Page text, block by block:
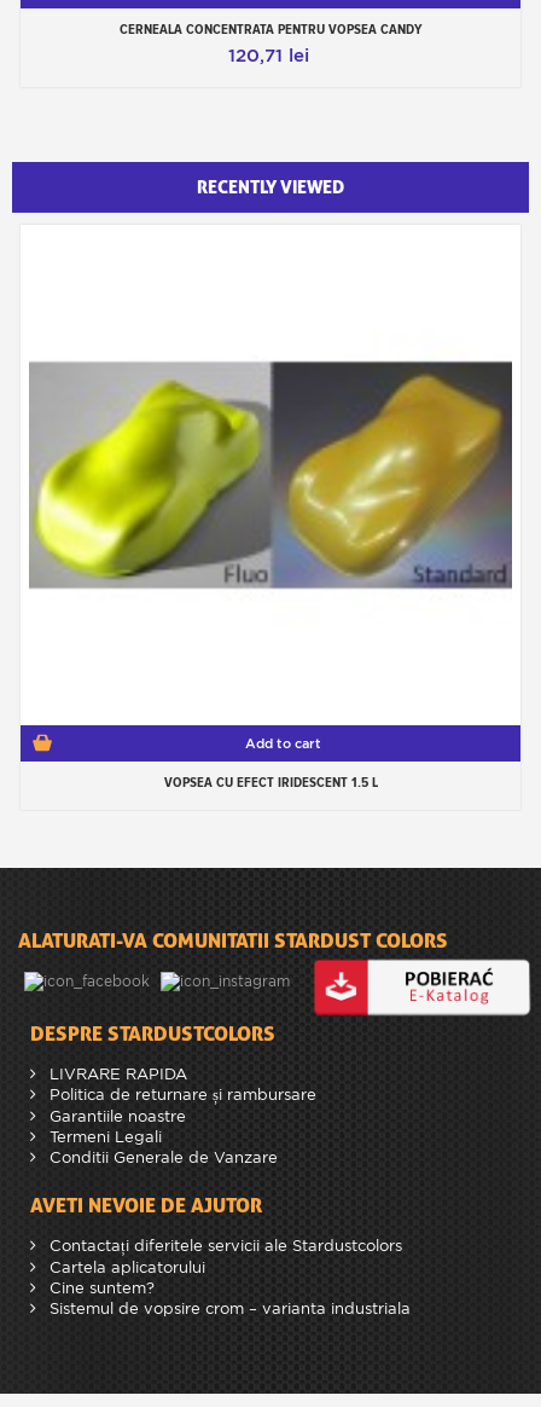
CERNEALA CONCENTRATA PENTRU VOPSEA CANDY
120,71 lei
RECENTLY VIEWED
Add to cart
VOPSEA CU EFECT IRIDESCENT 1.5 L
ALATURATI-VA COMUNITATII STARDUST COLORS
DESPRE STARDUSTCOLORS
LIVRARE RAPIDA
Politica de returnare și rambursare
Garantiile noastre
Termeni Legali
Conditii Generale de Vanzare
AVETI NEVOIE DE AJUTOR
Contactați diferitele servicii ale Stardustcolors
Cartela aplicatorului
Cine suntem?
Sistemul de vopsire crom – varianta industriala